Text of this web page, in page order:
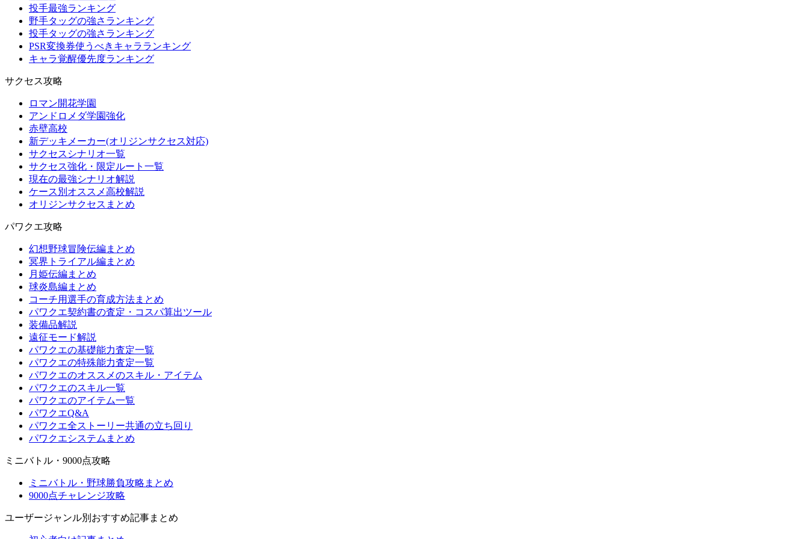
投手最強ランキング
野手タッグの強さランキング
投手タッグの強さランキング
PSR変換券使うべきキャラランキング
キャラ覚醒優先度ランキング
サクセス攻略
ロマン開花学園
アンドロメダ学園強化
赤壁高校
新デッキメーカー(オリジンサクセス対応)
サクセスシナリオ一覧
サクセス強化・限定ルート一覧
現在の最強シナリオ解説
ケース別オススメ高校解説
オリジンサクセスまとめ
パワクエ攻略
幻想野球冒険伝編まとめ
冥界トライアル編まとめ
月姫伝編まとめ
球炎島編まとめ
コーチ用選手の育成方法まとめ
パワクエ契約書の査定・コスパ算出ツール
装備品解説
遠征モード解説
パワクエの基礎能力査定一覧
パワクエの特殊能力査定一覧
パワクエのオススメのスキル・アイテム
パワクエのスキル一覧
パワクエのアイテム一覧
パワクエQ&A
パワクエ全ストーリー共通の立ち回り
パワクエシステムまとめ
ミニバトル・9000点攻略
ミニバトル・野球勝負攻略まとめ
9000点チャレンジ攻略
ユーザージャンル別おすすめ記事まとめ